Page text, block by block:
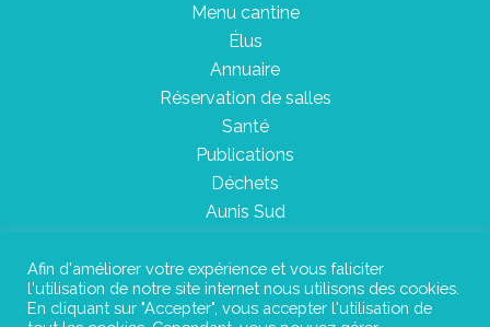
Menu cantine
Élus
Annuaire
Réservation de salles
Santé
Publications
Déchets
Aunis Sud
Plan du site
Afin d'améliorer votre expérience et vous faliciter
l'utilisation de notre site internet nous utilisons des cookies.
En cliquant sur "Accepter", vous accepter l'utilisation de